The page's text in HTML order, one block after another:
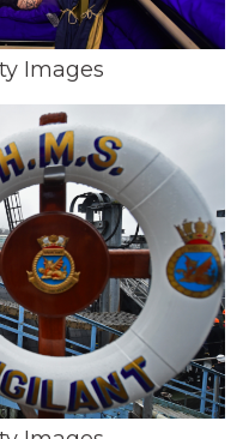
Images